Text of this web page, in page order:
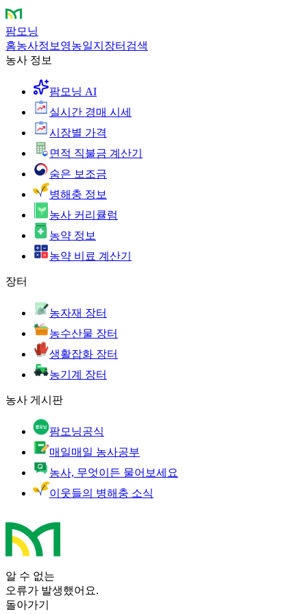
팜모닝
홈농사정보 영농일지 장터 검색
농사 정보
팜모닝 AI
실시간 경매 시세
시장별 가격
면적 직불금 계산기
숨은 보조금
병해충 정보
농사 커리큘럼
농약 정보
농약 비료 계산기
장터
농자재 장터
농수산물 장터
생활잡화 장터
농기계 장터
농사 게시판
팜모닝공식
매일매일 농사공부
농사, 무엇이든 물어보세요
이웃들의 병해충 소식
알 수 없는
오류가 발생했어요.
돌아가기